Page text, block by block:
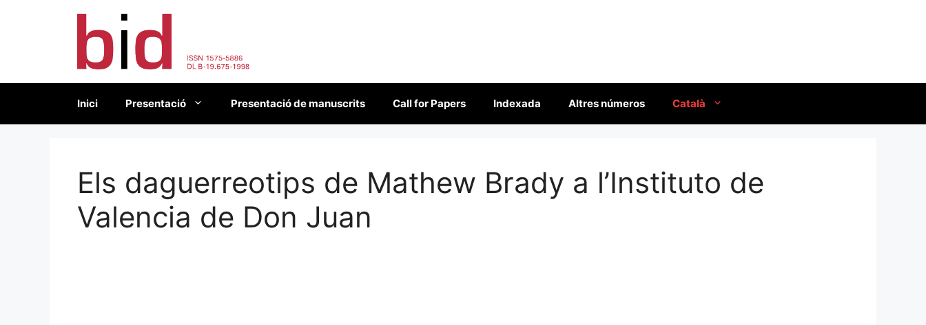
Inici Presentació Presentació de manuscrits Call for Papers Indexada Altres números Català
Els daguerreotips de Mathew Brady a l’Instituto de
Valencia de Don Juan